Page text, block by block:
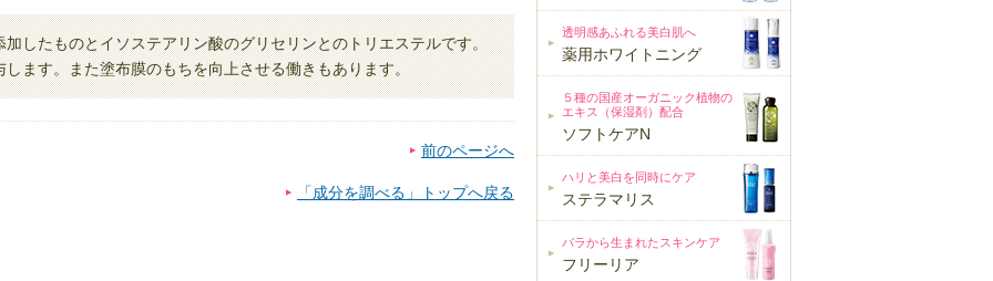
したものとイソステアリン酸のグリセリンとのトリエステルです。
ます。また塗布膜のもちを向上させる働きもあります。
前のページへ
「成分を調べる」トップへ戻る
透明感あふれる美白肌へ
薬用ホワイトニング
５種の国産オーガニック植物の
エキス（保湿剤）配合
ソフトケアN
ハリと美白を同時にケア
ステラマリス
バラから生まれたスキンケア
フリーリア